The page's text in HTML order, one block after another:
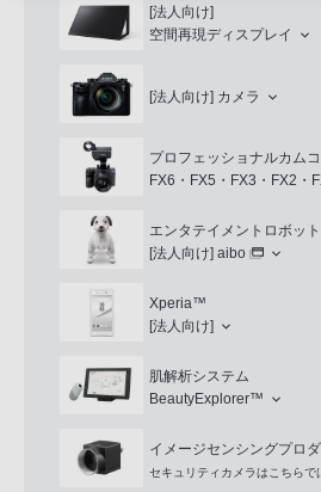
[法人向け]
空間再現ディスプレイ
[法人向け] カメラ
プロフェッショナルカム
FX6・FX5・FX3・FX2・
エンタテイメントロボット
[法人向け] aibo
Xperia™
[法人向け]
肌解析システム
BeautyExplorer™
イメージセンシングプロ
セキュリティカメラはこちらで